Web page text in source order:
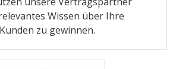
Wissen über Ihre
zu gewinnen.